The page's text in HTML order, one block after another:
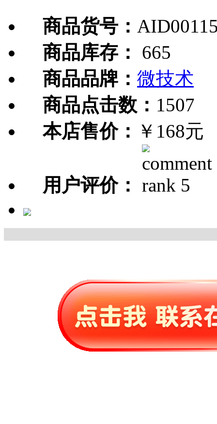
商品货号：
商品库存：
665
商品品牌： 微技术
商品点击数： 1507
本店售价： ￥168元
用户评价：